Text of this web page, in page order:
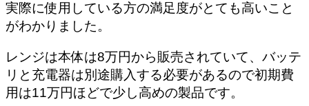
実際に使用している方の満足度がとても高いこと
がわかりました。
レンジは本体は8万円から販売されていて、バッテ
リと充電器は別途購入する必要があるので初期費
用は11万円ほどで少し高めの製品です。